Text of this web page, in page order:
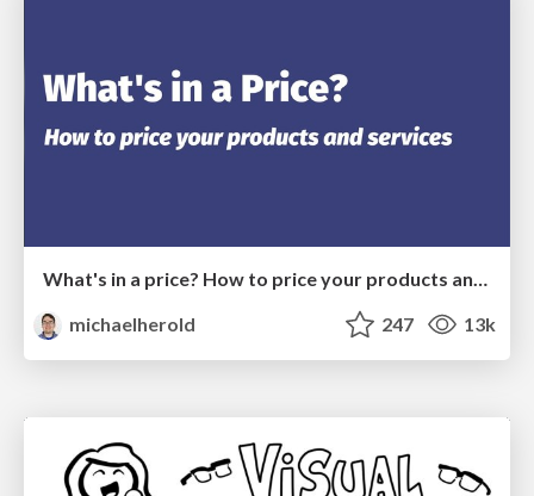
What's in a price? How to price your products and services
michaelherold
247 13k